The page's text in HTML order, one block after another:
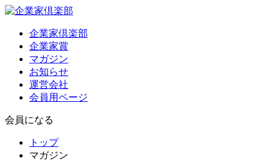
企業家倶楽部
企業家賞
マガジン
お知らせ
運営会社
会員用ページ
会員になる
トップ
マガジン